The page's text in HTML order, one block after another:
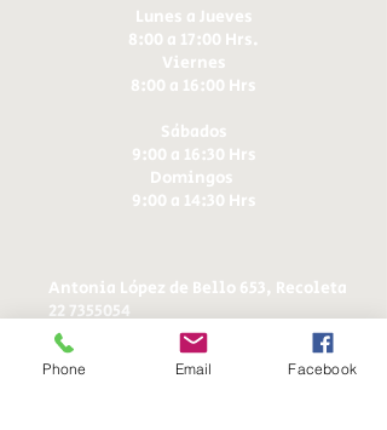
Lunes a Jueves
8:00 a 17:00 Hrs.
Viernes
8:00 a 16:00 Hrs​
Sábados
9:00 a 16:30 Hrs
Domingos
9:00 a 14:30 Hrs
Antonia López de Bello 653, Recoleta
22 7355054
22 7375725
+56 9 75224598
ducereposteria@gmail.com
Phone Email Facebook